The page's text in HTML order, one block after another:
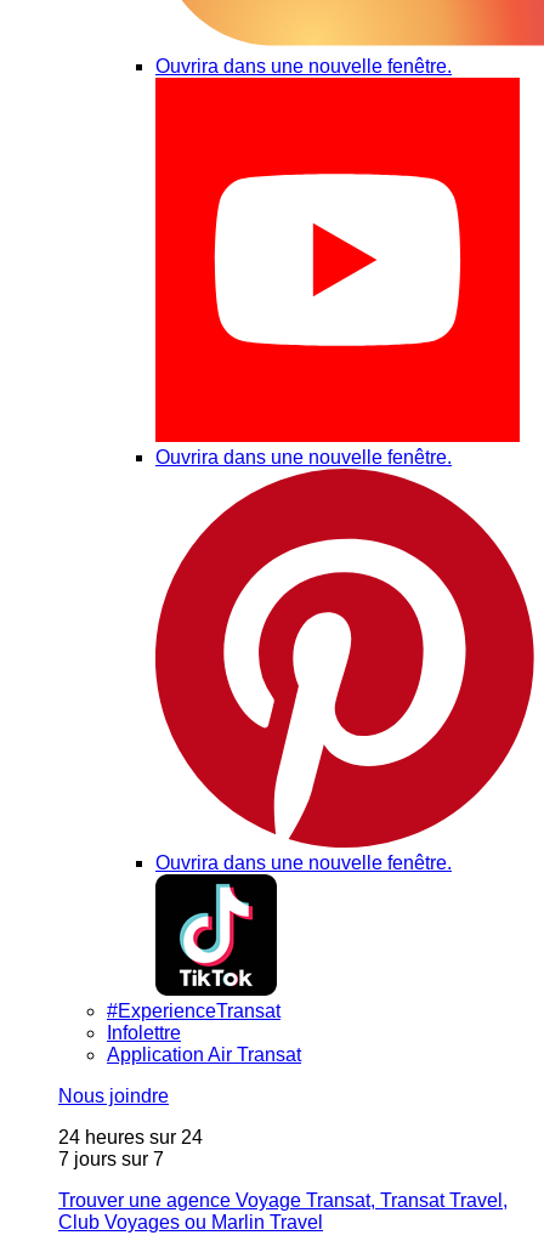
Ouvrira dans une nouvelle fenêtre.
Ouvrira dans une nouvelle fenêtre.
Ouvrira dans une nouvelle fenêtre.
#ExperienceTransat
Infolettre
Application Air Transat
Nous joindre
24 heures sur 24
7 jours sur 7
Trouver une agence Voyage Transat, Transat Travel,
Club Voyages ou Marlin Travel